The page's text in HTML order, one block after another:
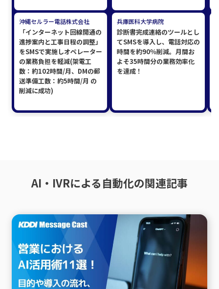
沖縄セルラー電話株式会社
「インターネット回線開通の
進捗案内と工事日程の調整」
をSMSで実施しオペレーター
の業務負担を軽減(架電工
数：約102時間/月、DMの郵
送準備工数：約5時間/月 の
削減に成功)
兵庫医科大学病院
診断書完成連絡のツールとし
てSMSを導入し、電話対応の
時間を約90％削減。月間お
よそ35時間分の業務効率化
を達成！
AI・IVRによる自動化の関連記事